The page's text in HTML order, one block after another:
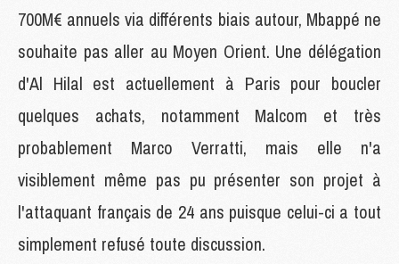
700M€ annuels via différents biais autour, Mbappé ne
souhaite pas aller au Moyen Orient. Une délégation
d'Al Hilal est actuellement à Paris pour boucler
quelques achats, notamment Malcom et très
probablement Marco Verratti, mais elle n'a
visiblement même pas pu présenter son projet à
l'attaquant français de 24 ans puisque celui-ci a tout
simplement refusé toute discussion.